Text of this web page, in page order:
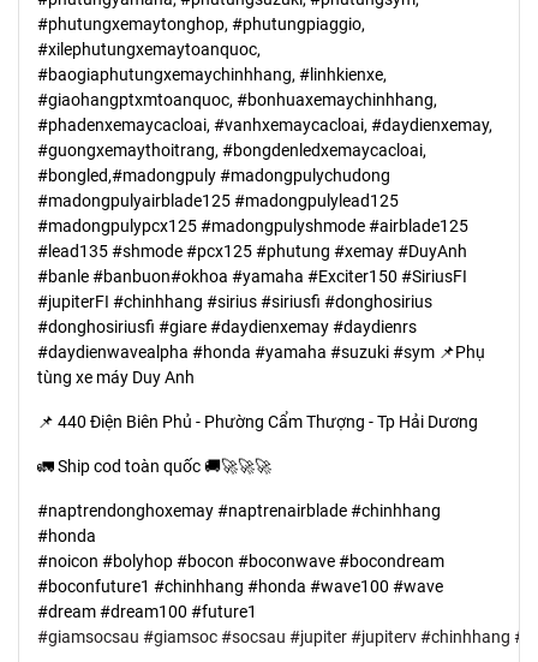
#phutungxemaytonghop, #phutungpiaggio,
#xilephutungxemaytoanquoc,
#baogiaphutungxemaychinhhang, #linhkienxe,
#giaohangptxmtoanquoc, #bonhuaxemaychinhhang,
#phadenxemaycacloai, #vanhxemaycacloai, #daydienxemay,
#guongxemaythoitrang, #bongdenledxemaycacloai,
#bongled,#madongpuly #madongpulychudong
#madongpulyairblade125 #madongpulylead125
#madongpulypcx125 #madongpulyshmode #airblade125
#lead135 #shmode #pcx125 #phutung #xemay #DuyAnh
#banle #banbuon#okhoa #yamaha #Exciter150 #SiriusFI
#jupiterFI #chinhhang #sirius #siriusfi #donghosirius
#donghosiriusfi #giare #daydienxemay #daydienrs
#daydienwavealpha #honda #yamaha #suzuki #sym 📌Phụ
tùng xe máy Duy Anh
📌 440 Điện Biên Phủ - Phường Cẩm Thượng - Tp Hải Dương
🚛 Ship cod toàn quốc 🚚🚀🚀🚀
#naptrendonghoxemay #naptrenairblade #chinhhang
#honda
#noicon #bolyhop #bocon #boconwave #bocondream
#boconfuture1 #chinhhang #honda #wave100 #wave
#dream #dream100 #future1
#giamsocsau #giamsoc#socsau #jupiter#jupiterv#chinhhang